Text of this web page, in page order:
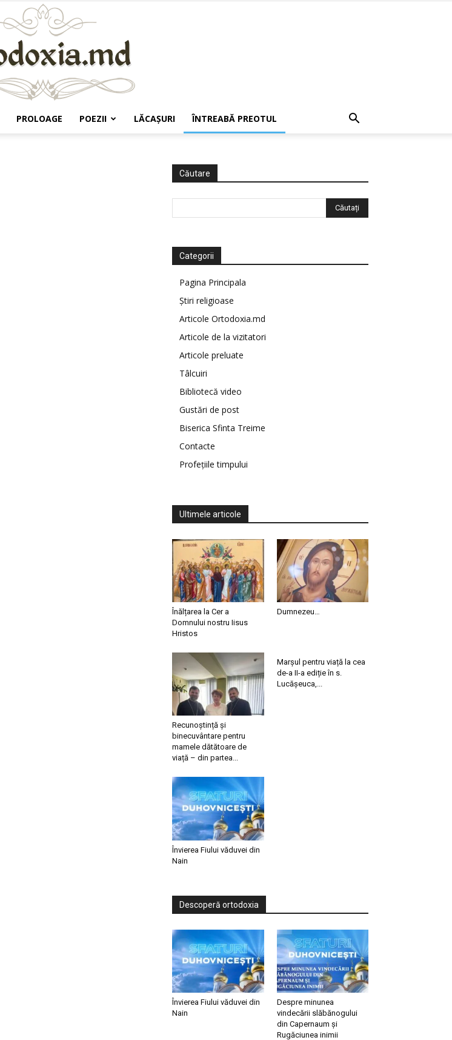
PROLOAGE POEZII LĂCAŞURI ÎNTREABĂ PREOTUL
Căutare
Categorii
Pagina Principala
Știri religioase
Articole Ortodoxia.md
Articole de la vizitatori
Articole preluate
Tâlcuiri
Bibliotecă video
Gustări de post
Biserica Sfinta Treime
Contacte
Profețiile timpului
Ultimele articole
Înălțarea la Cer a
Domnului nostru Iisus
Hristos
Dumnezeu…
Recunoștință și
binecuvântare pentru
mamele dătătoare de
viață – din partea...
Marșul pentru viață la cea
de-a II-a ediție în s.
Lucășeuca,...
Învierea Fiului văduvei din
Nain
Descoperă ortodoxia
Învierea Fiului văduvei din
Nain
Despre minunea
vindecării slăbănogului
din Capernaum și
Rugăciunea inimii